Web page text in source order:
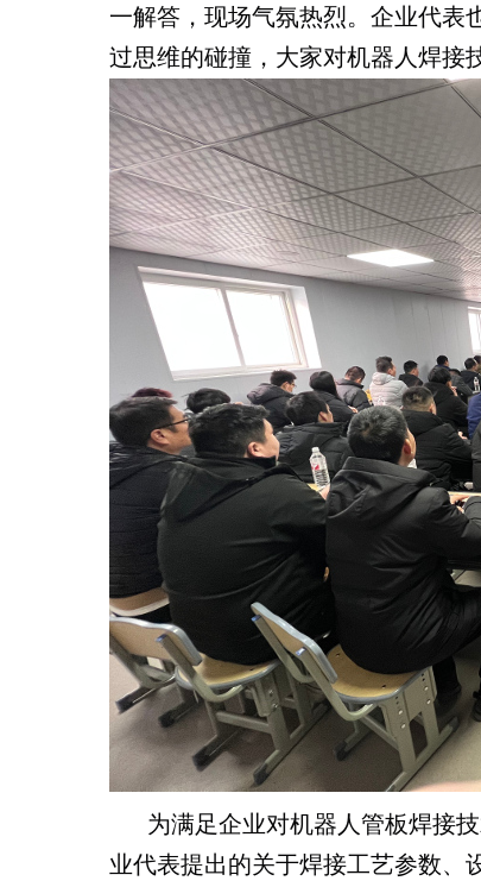
一解答，现场气氛热烈。企业代表
过思维的碰撞，大家对机器人焊接
为满足企业对机器人管板焊接
业代表提出的关于焊接工艺参数、